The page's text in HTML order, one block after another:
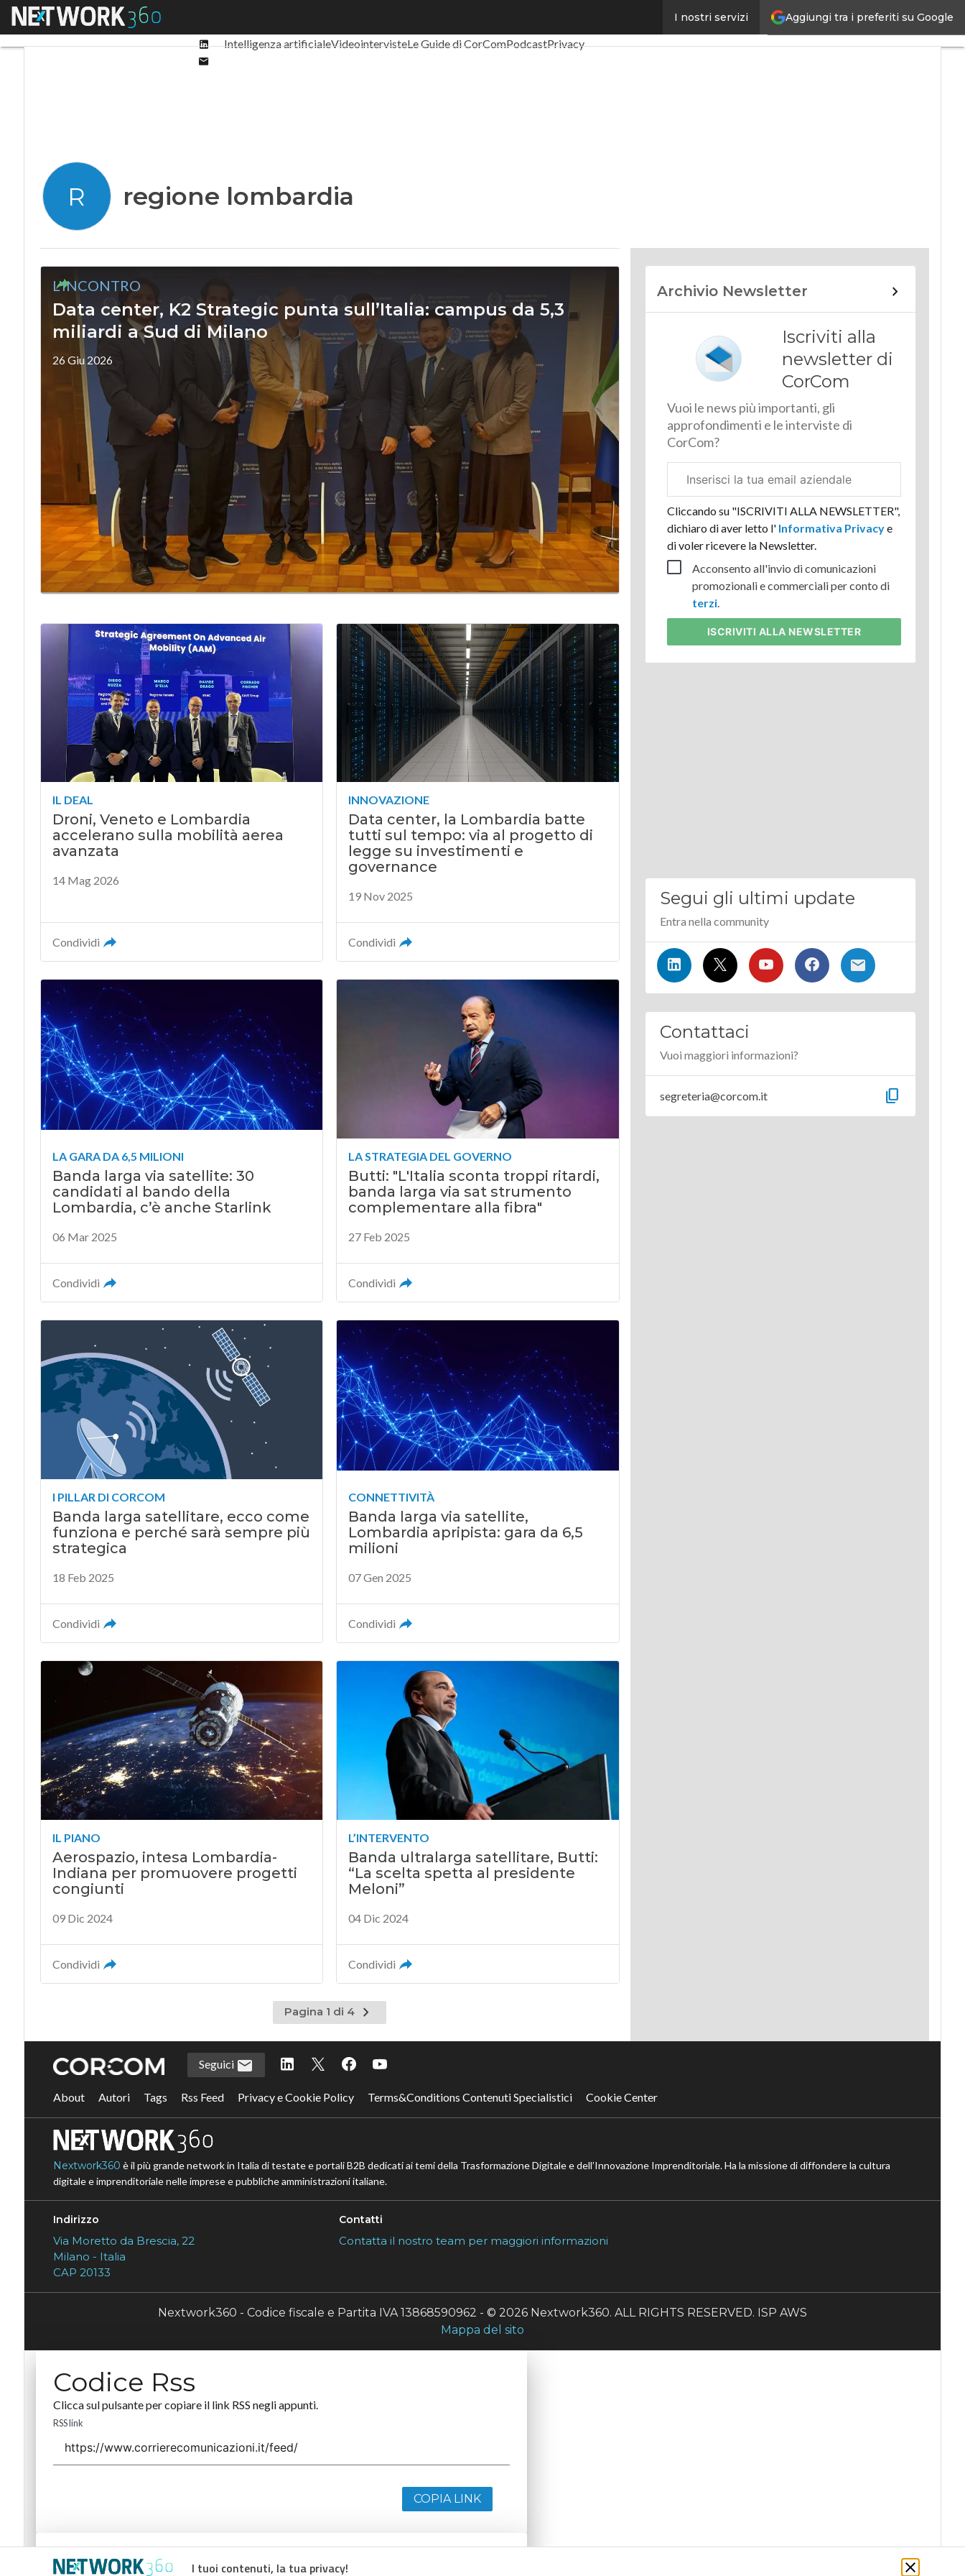
Aggiungi tra i preferiti su Google
I nostri servizi
Menu
Linkedin
Intelligenza artificialeVideointervisteLe Guide di CorComPodcastPrivacy
R regione lombardia
L'INCONTRO
Data center, K2 Strategic punta sull’Italia: campus da 5,3
miliardi a Sud di Milano
26 Giu 2026
IL DEAL
Droni, Veneto e Lombardia
accelerano sulla mobilità aerea
avanzata
14 Mag 2026
Condividi
INNOVAZIONE
Data center, la Lombardia batte
tutti sul tempo: via al progetto di
legge su investimenti e
governance
19 Nov 2025
Condividi
LA GARA DA 6,5 MILIONI
Banda larga via satellite: 30
candidati al bando della
Lombardia, c’è anche Starlink
06 Mar 2025
Condividi
LA STRATEGIA DEL GOVERNO
Butti: "L'Italia sconta troppi ritardi,
banda larga via sat strumento
complementare alla fibra"
27 Feb 2025
Condividi
I PILLAR DI CORCOM
Banda larga satellitare, ecco come
funziona e perché sarà sempre più
strategica
18 Feb 2025
Condividi
CONNETTIVITÀ
Banda larga via satellite,
Lombardia apripista: gara da 6,5
milioni
07 Gen 2025
Condividi
IL PIANO
Aerospazio, intesa Lombardia-
Indiana per promuovere progetti
congiunti
09 Dic 2024
Condividi
L’INTERVENTO
Banda ultralarga satellitare, Butti:
“La scelta spetta al presidente
Meloni”
04 Dic 2024
Condividi
Pagina 1 di 4
Pagina
successiva
Archivio Newsletter
Iscriviti alla
newsletter di
CorCom
Vuoi le news più importanti, gli
approfondimenti e le interviste di
CorCom?
aziendale
Cliccando su "ISCRIVITI ALLA NEWSLETTER",
dichiaro di aver letto l'Informativa Privacye
di voler ricevere la Newsletter.
Acconsento all'invio di comunicazioni
promozionali e commerciali per conto di
terzi.
ISCRIVITI ALLA NEWSLETTER
Segui gli ultimi update
Entra nella community
Contattaci
Vuoi maggiori informazioni?
segreteria@corcom.it content_copy
I tuoi contenuti, la tua privacy!
Seguici
About Autori Tags Rss Feed Privacy e Cookie Policy Terms&Conditions Contenuti Specialistici Cookie Center
Nextwork360 è il più grande network in Italia di testate e portali B2B dedicati ai temi della Trasformazione Digitale e dell’Innovazione Imprenditoriale. Ha la missione di diffondere la cultura
digitale e imprenditoriale nelle imprese e pubbliche amministrazioni italiane.
Indirizzo
Via Moretto da Brescia, 22
Milano - Italia
CAP 20133
Contatti
Contatta il nostro team per maggiori informazioni
Nextwork360 - Codice fiscale e Partita IVA 13868590962 - © 2026 Nextwork360. ALL RIGHTS RESERVED. ISP AWS
Mappa del sito
Codice Rss
Clicca sul pulsante per copiare il link RSS negli appunti.
RSS link
COPIA LINK
Codice Rss